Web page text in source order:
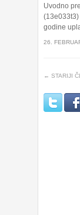
Uvodno
godine
26.
← STARIJI